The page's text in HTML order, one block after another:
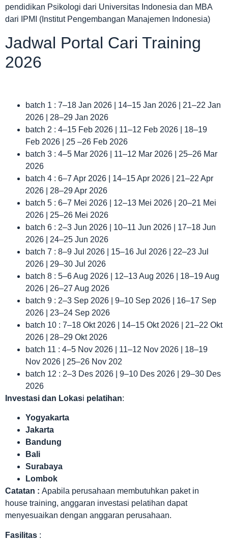
pendidikan Psikologi dari Universitas Indonesia dan MBA
dari IPMI (Institut Pengembangan Manajemen Indonesia)
Jadwal Portal Cari Training
2026
batch 1 : 7–18 Jan 2026 | 14–15 Jan 2026 | 21–22 Jan
2026 | 28–29 Jan 2026
batch 2 : 4–15 Feb 2026 | 11–12 Feb 2026 | 18–19
Feb 2026 | 25 –26 Feb 2026
batch 3 : 4–5 Mar 2026 | 11–12 Mar 2026 | 25–26 Mar
2026
batch 4 : 6–7 Apr 2026 | 14–15 Apr 2026 | 21–22 Apr
2026 | 28–29 Apr 2026
batch 5 : 6–7 Mei 2026 | 12–13 Mei 2026 | 20–21 Mei
2026 | 25–26 Mei 2026
batch 6 : 2–3 Jun 2026 | 10–11 Jun 2026 | 17–18 Jun
2026 | 24–25 Jun 2026
batch 7 : 8–9 Jul 2026 | 15–16 Jul 2026 | 22–23 Jul
2026 | 29–30 Jul 2026
batch 8 : 5–6 Aug 2026 | 12–13 Aug 2026 | 18–19 Aug
2026 | 26–27 Aug 2026
batch 9 : 2–3 Sep 2026 | 9–10 Sep 2026 | 16–17 Sep
2026 | 23–24 Sep 2026
batch 10 : 7–18 Okt 2026 | 14–15 Okt 2026 | 21–22 Okt
2026 | 28–29 Okt 2026
batch 11 : 4–5 Nov 2026 | 11–12 Nov 2026 | 18–19
Nov 2026 | 25–26 Nov 202
batch 12 : 2–3 Des 2026 | 9–10 Des 2026 | 29–30 Des
2026
Investasi dan Lokasi pelatihan:
Yogyakarta
Jakarta
Bandung
Bali
Surabaya
Lombok
Catatan : Apabila perusahaan membutuhkan paket in
house training, anggaran investasi pelatihan dapat
menyesuaikan dengan anggaran perusahaan.
Fasilitas :